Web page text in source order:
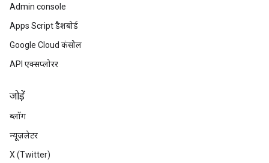
Admin console
Apps Script डैशबोर्ड
Google Cloud कंसोल
API एक्सप्लोरर
जोड़ें
ब्लॉग
न्यूज़लेटर
X (Twitter)